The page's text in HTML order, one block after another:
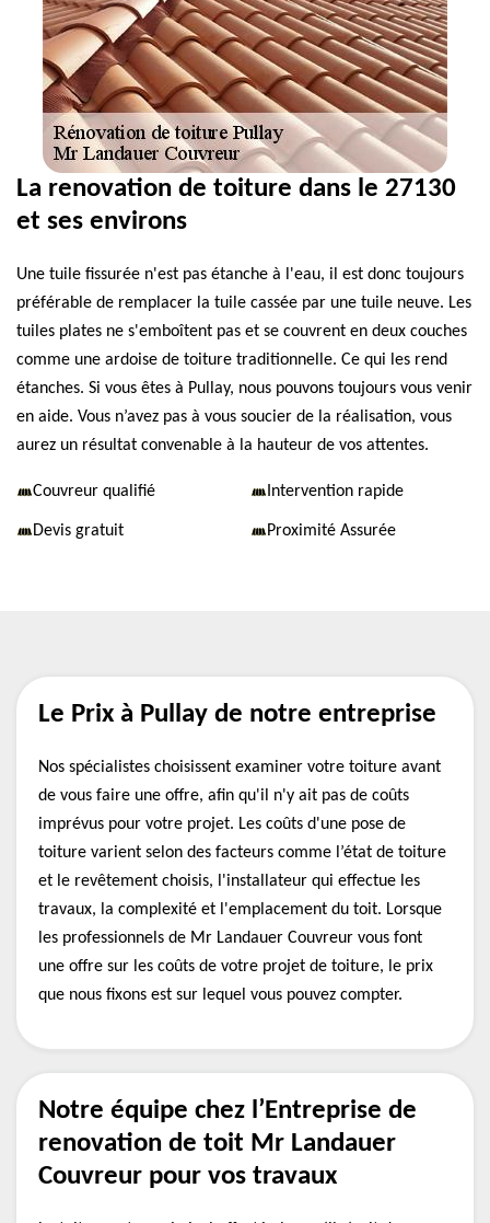
La renovation de toiture dans le 27130
et ses environs
Une tuile fissurée n'est pas étanche à l'eau, il est donc toujours
préférable de remplacer la tuile cassée par une tuile neuve. Les
tuiles plates ne s'emboîtent pas et se couvrent en deux couches
comme une ardoise de toiture traditionnelle. Ce qui les rend
étanches. Si vous êtes à Pullay, nous pouvons toujours vous venir
en aide. Vous n’avez pas à vous soucier de la réalisation, vous
aurez un résultat convenable à la hauteur de vos attentes.
Couvreur qualifié Intervention rapide
Devis gratuit Proximité Assurée
Le Prix à Pullay de notre entreprise
Nos spécialistes choisissent examiner votre toiture avant
de vous faire une offre, afin qu'il n'y ait pas de coûts
imprévus pour votre projet. Les coûts d'une pose de
toiture varient selon des facteurs comme l’état de toiture
et le revêtement choisis, l'installateur qui effectue les
travaux, la complexité et l'emplacement du toit. Lorsque
les professionnels de Mr Landauer Couvreur vous font
une offre sur les coûts de votre projet de toiture, le prix
que nous fixons est sur lequel vous pouvez compter.
Notre équipe chez l’Entreprise de
renovation de toit Mr Landauer
Couvreur pour vos travaux